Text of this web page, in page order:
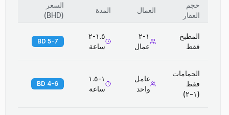
حجم
العقار
العمال المدة
السعر
(
BHD
)
المطبخ
فقط
١-٢
عمال
١.٥-٢
ساعة
5-7 BD
الحمامات
فقط
(١-٢)
عامل
واحد
١-١.٥
ساعة
4-6 BD